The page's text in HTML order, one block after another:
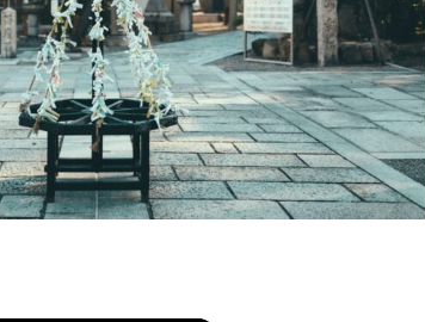
Shitamachi Chemistry
下町の「あの人」×「あの人」の科学反応を楽し
む企画です
週刊下町日和 Stay Home 下町寫眞